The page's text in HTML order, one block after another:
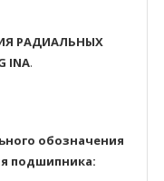
РАДИАЛЬНЫХ
INA.
обозначения
подшипника: